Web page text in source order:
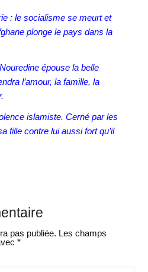
: le socialisme se meurt et
plonge le pays dans la
épouse la belle
l’amour, la famille, la
islamiste. Cerné par les
fille contre lui aussi fort qu’il
pas publiée. Les champs
*